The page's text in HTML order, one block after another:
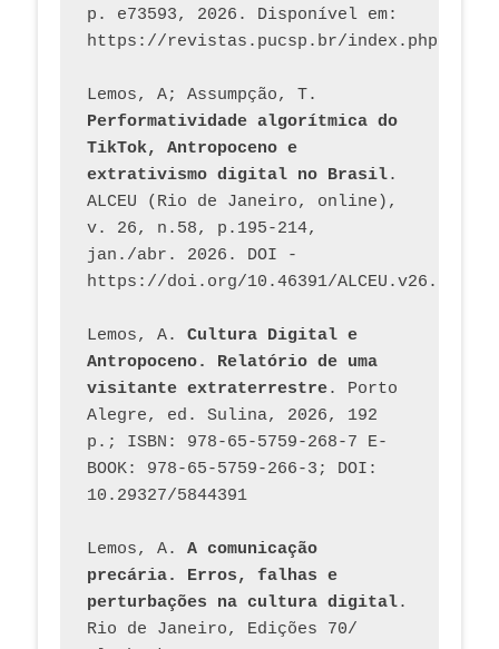
p. e73593, 2026. Disponível em:
Performatividade algorítmica do
TikTok, Antropoceno e
extrativismo digital no Brasil.
ALCEU (Rio de Janeiro, online),
v. 26, n.58, p.195-214,
jan./abr. 2026. DOI -
https://doi.org/10.46391/
Lemos, A. Cultura Digital e
Antropoceno. Relatório de uma
visitante extraterrestre. Porto
Alegre, ed. Sulina, 2026, 192
p.; ISBN: 978-65-5759-268-7 E-
BOOK: 978-65-5759-266-3; DOI:
10.29327/5844391
Lemos, A. A comunicação
precária. Erros, falhas e
perturbações na cultura digital.
Rio de Janeiro, Edições 70/